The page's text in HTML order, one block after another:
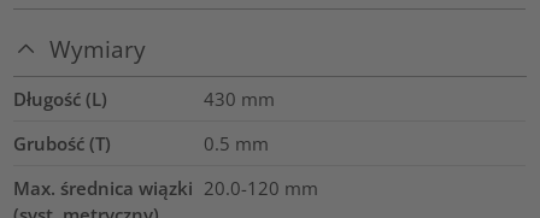
Wymiary
Długość (L) 430 mm
Grubość (T)
0.5 mm
Max. średnica wiązki 20.0-120 mm